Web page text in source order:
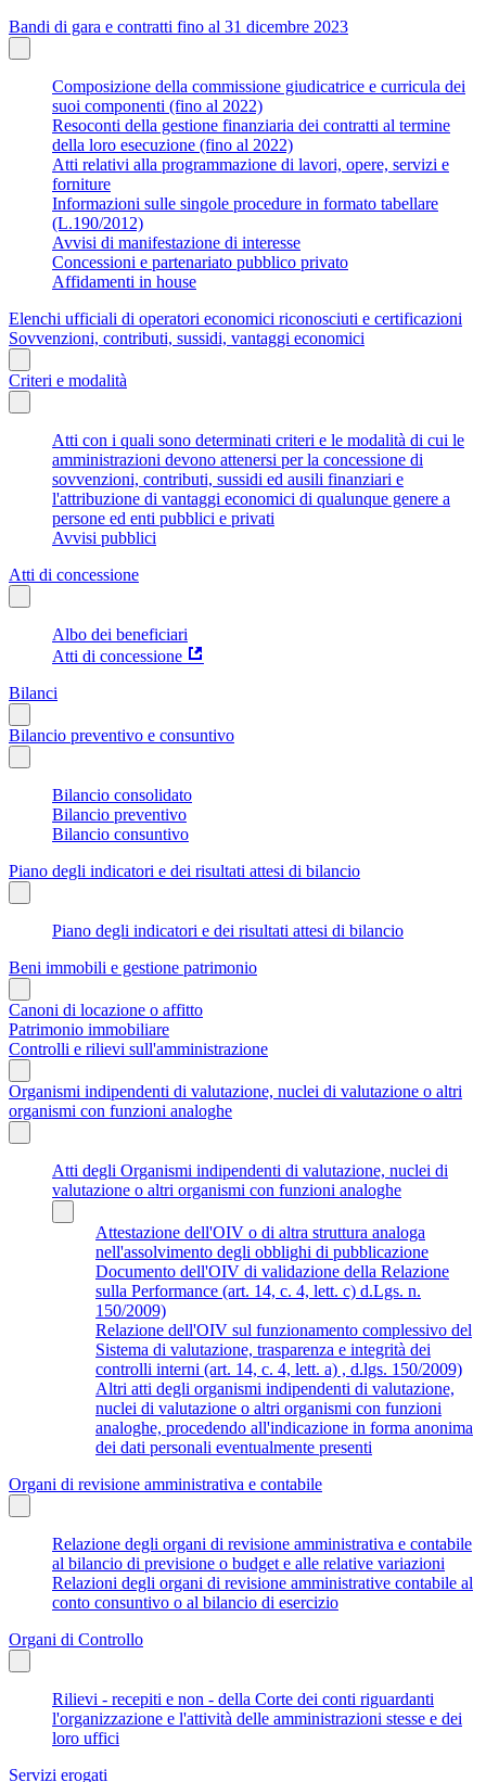
Bandi di gara e contratti fino al 31 dicembre 2023
Composizione della commissione giudicatrice e curricula dei
suoi componenti (fino al 2022)
Resoconti della gestione finanziaria dei contratti al termine
della loro esecuzione (fino al 2022)
Atti relativi alla programmazione di lavori, opere, servizi e
forniture
Informazioni sulle singole procedure in formato tabellare
(L.190/2012)
Avvisi di manifestazione di interesse
Concessioni e partenariato pubblico privato
Affidamenti in house
Elenchi ufficiali di operatori economici riconosciuti e certificazioni
Sovvenzioni, contributi, sussidi, vantaggi economici
Criteri e modalità
Atti con i quali sono determinati criteri e le modalità di cui le
amministrazioni devono attenersi per la concessione di
sovvenzioni, contributi, sussidi ed ausili finanziari e
l'attribuzione di vantaggi economici di qualunque genere a
persone ed enti pubblici e privati
Avvisi pubblici
Atti di concessione
Albo dei beneficiari
Atti di concessione
Bilanci
Bilancio preventivo e consuntivo
Bilancio consolidato
Bilancio preventivo
Bilancio consuntivo
Piano degli indicatori e dei risultati attesi di bilancio
Piano degli indicatori e dei risultati attesi di bilancio
Beni immobili e gestione patrimonio
Canoni di locazione o affitto
Patrimonio immobiliare
Controlli e rilievi sull'amministrazione
Organismi indipendenti di valutazione, nuclei di valutazione o altri
organismi con funzioni analoghe
Atti degli Organismi indipendenti di valutazione, nuclei di
valutazione o altri organismi con funzioni analoghe
Attestazione dell'OIV o di altra struttura analoga
nell'assolvimento degli obblighi di pubblicazione
Documento dell'OIV di validazione della Relazione
sulla Performance (art. 14, c. 4, lett. c) d.Lgs. n.
150/2009)
Relazione dell'OIV sul funzionamento complessivo del
Sistema di valutazione, trasparenza e integrità dei
controlli interni (art. 14, c. 4, lett. a) , d.lgs. 150/2009)
Altri atti degli organismi indipendenti di valutazione,
nuclei di valutazione o altri organismi con funzioni
analoghe, procedendo all'indicazione in forma anonima
dei dati personali eventualmente presenti
Organi di revisione amministrativa e contabile
Relazione degli organi di revisione amministrativa e contabile
al bilancio di previsione o budget e alle relative variazioni
Relazioni degli organi di revisione amministrative contabile al
conto consuntivo o al bilancio di esercizio
Organi di Controllo
Rilievi - recepiti e non - della Corte dei conti riguardanti
l'organizzazione e l'attività delle amministrazioni stesse e dei
loro uffici
Servizi erogati